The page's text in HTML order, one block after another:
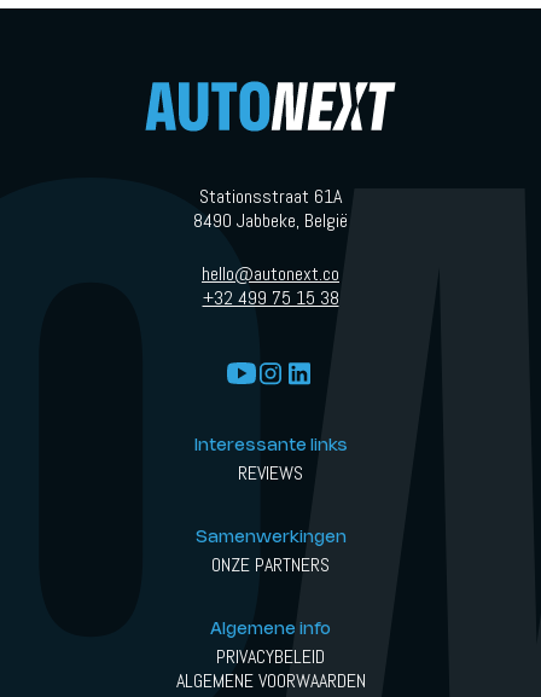
Stationsstraat 61A
8490 Jabbeke, België
hello@autonext.co
+32 499 75 15 38
Interessante links
REVIEWS
Samenwerkingen
ONZE PARTNERS
Algemene info
PRIVACYBELEID
ALGEMENE VOORWAARDEN